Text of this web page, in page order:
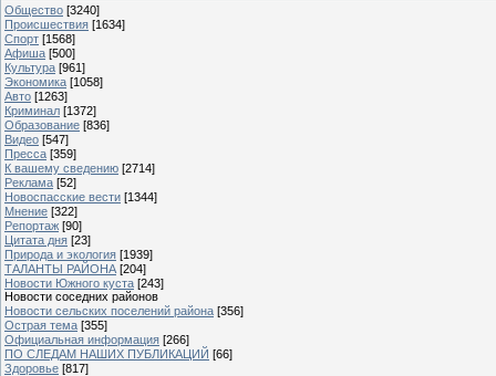
Общество [3240]
Происшествия [1634]
Спорт [1568]
Афиша [500]
Культура [961]
Экономика [1058]
Авто [1263]
Криминал [1372]
Образование [836]
Видео [547]
Пресса [359]
К вашему сведению [2714]
Реклама [52]
Новоспасские вести [1344]
Мнение [322]
Репортаж [90]
Цитата дня [23]
Природа и экология [1939]
ТАЛАНТЫ РАЙОНА [204]
Новости Южного куста [243]
Новости соседних районов
Новости сельских поселений района [356]
Острая тема [355]
Официальная информация [266]
ПО СЛЕДАМ НАШИХ ПУБЛИКАЦИЙ [66]
Здоровье [817]